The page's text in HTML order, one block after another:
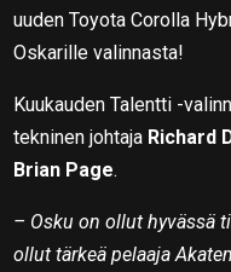
uuden Toyota Corolla
Oskarille valinnasta!
Kuukauden Talentti -
tekninen johtaja Richard
Brian Page.
– Osku on ollut hyvässä
ollut tärkeä pelaaja